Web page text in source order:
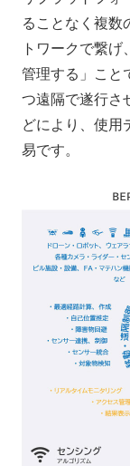
ることなく複数
トワークで繋
管理する」こと
つ遠隔で遂行さ
どにより、使用
易です。